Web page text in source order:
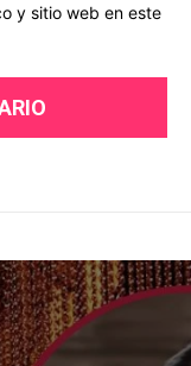
y sitio web en este